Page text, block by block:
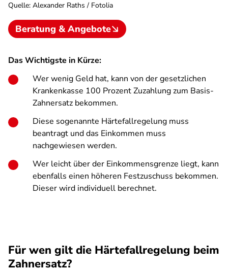
Quelle: Alexander Raths / Fotolia
Beratung & Angebote
Das Wichtigste in Kürze:
Wer wenig Geld hat, kann von der gesetzlichen
Krankenkasse 100 Prozent Zuzahlung zum Basis-
Zahnersatz bekommen.
Diese sogenannte Härtefallregelung muss
beantragt und das Einkommen muss
nachgewiesen werden.
Wer leicht über der Einkommensgrenze liegt, kann
ebenfalls einen höheren Festzuschuss bekommen.
Dieser wird individuell berechnet.
Für wen gilt die Härtefallregelung beim
Zahnersatz?